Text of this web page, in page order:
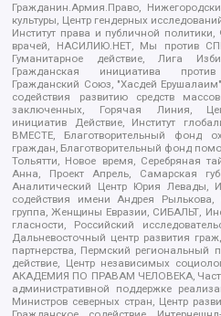
Гражданин.Армия.Право,
культуры, Центр гендерных
Институт права и публичной
врачей, НАСИЛИЮ.НЕТ, Мы против
Гуманитарное действие, Лига
Гражданская инициатива против
Гражданский Союз, "Хасдей
содействия развитию средств
заключенных, Горячая Линия,
инициатив Действие, Институт
ВМЕСТЕ, Благотворительный фонд
граждан, Благотворительный фонд
Тольятти, Новое время, Серебряная
Анна, Проект Апрель, Самарская
Аналитический Центр Юрия Левады,
содействия имени Андрея Рылькова,
группа, Женщины Евразии, СИБАЛЬТ,
гласности, Российский
Дальневосточный центр развития
партнерства, Пермский региональный
действие, Центр независимых
АКАДЕМИЯ ПО ПРАВАМ ЧЕЛОВЕКА,
административной поддержке
Министров северных стран, Центр